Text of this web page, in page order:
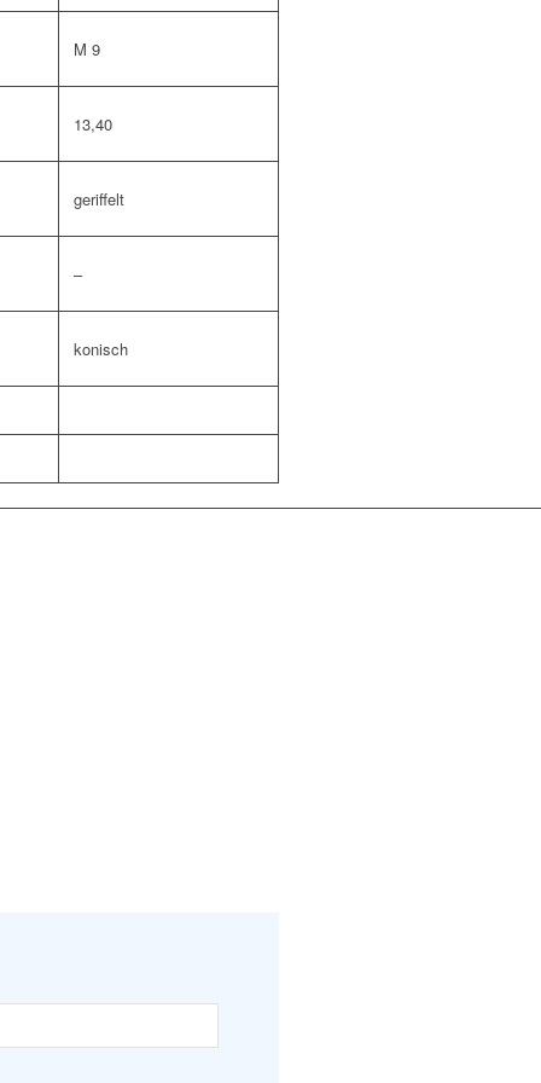
M 9
13,40
geriffelt
–
konisch